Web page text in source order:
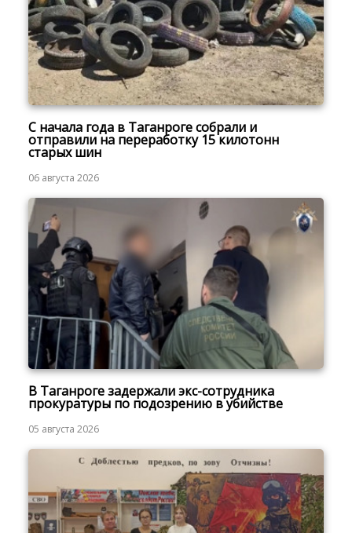
С начала года в Таганроге собрали и
отправили на переработку 15 килотонн
старых шин
06 августа 2026
В Таганроге задержали экс-сотрудника
прокуратуры по подозрению в убийстве
05 августа 2026